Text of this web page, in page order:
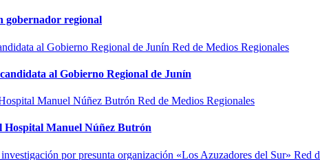
gobernador regional
Red de Medios Regionales
al Gobierno Regional de Junín
Red de Medios Regionales
Hospital Manuel Núñez Butrón
Red